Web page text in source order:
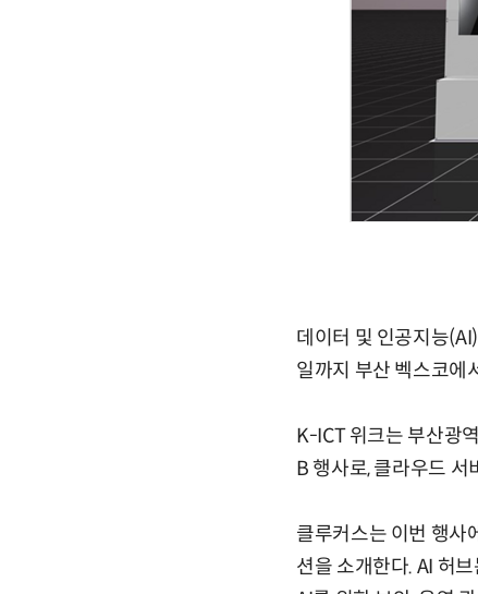
데이터 및 인공지능
일까지 부산 벡스코에
K-ICT 위크는 부산광
B 행사로, 클라우드 서
클루커스는 이번 행사
션을 소개한다. AI 허